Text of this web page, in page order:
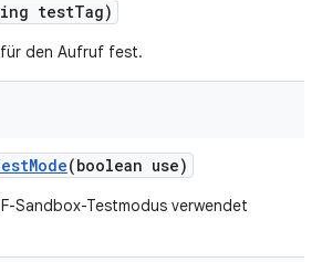
testTag)
den Aufruf fest.
Mode(boolean use)
Sandbox-Testmodus verwendet